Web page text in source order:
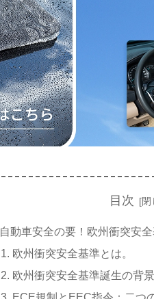
目次
自動車安全の要！欧州衝突安
欧州衝突安全基準とは。
欧州衝突安全基準誕生の背景